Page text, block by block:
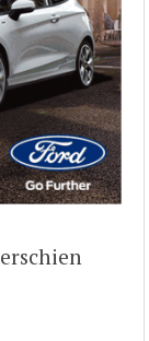
erschien